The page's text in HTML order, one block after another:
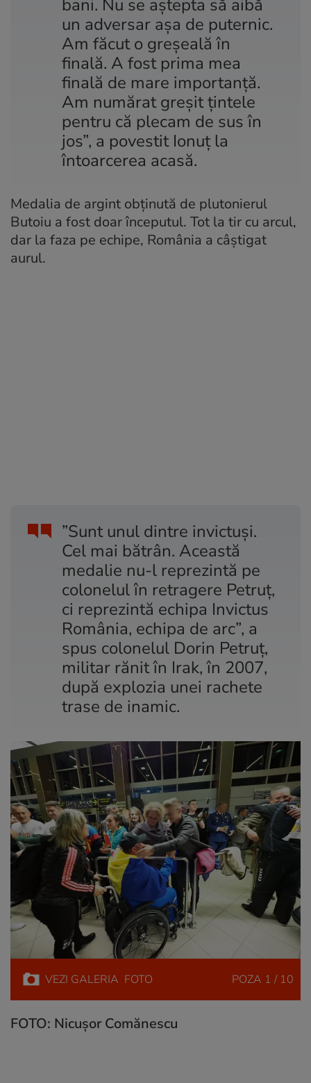
bani. Nu se aștepta să aibă
un adversar așa de puternic.
Am făcut o greșeală în
finală. A fost prima mea
finală de mare importanță.
Am numărat greșit țintele
pentru că plecam de sus în
jos”, a povestit Ionuț la
întoarcerea acasă.
Medalia de argint obținută de plutonierul
Butoiu a fost doar începutul. Tot la tir cu arcul,
dar la faza pe echipe, România a câștigat
aurul.
”Sunt unul dintre invictuși.
Cel mai bătrân. Această
medalie nu-l reprezintă pe
colonelul în retragere Petruț,
ci reprezintă echipa Invictus
România, echipa de arc”, a
spus colonelul Dorin Petruț,
militar rănit în Irak, în 2007,
după explozia unei rachete
trase de inamic.
VEZI GALERIA FOTO POZA 1 / 10
FOTO: Nicușor Comănescu